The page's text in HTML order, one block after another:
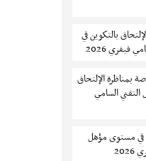
المدرسي عن بعد
للتوجيه
بالتكوين في
فيفري 2026
بمناظرة الإلتحاق
السامي
في مستوى مؤهل